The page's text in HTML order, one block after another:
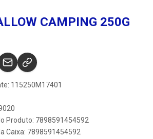
CAMPING 250G
115250M17401
Produto: 7898591454592
Caixa: 7898591454592